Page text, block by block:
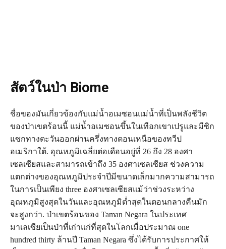
สัตว์ในป่า Biome
ชื่อของมันเกี่ยวข้องกับแม่น้ำอเมซอนแม่น้ำที่เป็นพลังชีวิต
ของป่าเขตร้อนนี้ แม่น้ำอเมซอนขึ้นในเทือกเขาเปรูและมีซิก
แซกทางตะวันออกผ่านครึ่งทางตอนเหนือของทวีป
อเมริกาใต้. อุณหภูมิเฉลี่ยต่อเดือนอยู่ที่ 26 ถึง 28 องศา
เซลเซียสและสามารถเข้าถึง 35 องศาเซลเซียส ช่วงความ
แตกต่างของอุณหภูมิประจำปีมีขนาดเล็กมากความสามารถ
ในการเป็นเพียง three องศาเซลเซียสแม้ว่าช่วงระหว่าง
อุณหภูมิสูงสุดในวันและอุณหภูมิต่ำสุดในตอนกลางคืนมัก
จะสูงกว่า. ป่าเขตร้อนของ Taman Negara ในประเทศ
มาเลเซียเป็นป่าที่เก่าแก่ที่สุดในโลกเมื่อประมาณ one
hundred thirty ล้านปี Taman Negara ซึ่งได้รับการประกาศให้